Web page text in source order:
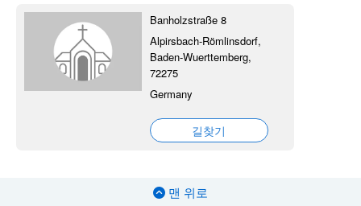
Banholzstraße 8
Alpirsbach-Römlinsdorf,
Baden-Wuerttemberg,
72275
Germany
길찾기
맨 위로